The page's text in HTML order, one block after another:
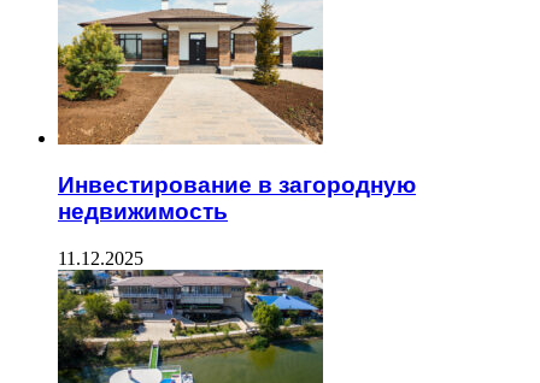
Инвестирование в загородную
недвижимость
11.12.2025